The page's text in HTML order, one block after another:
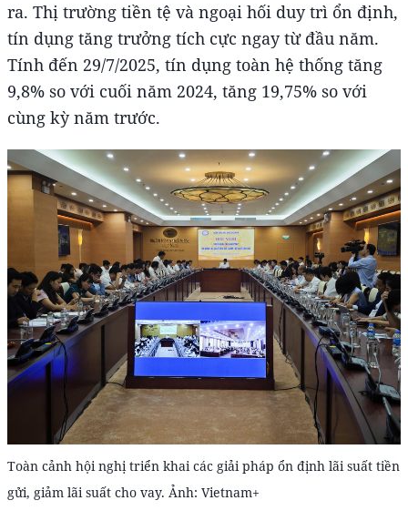
ra. Thị trường tiền tệ và ngoại hối duy trì ổn định,
tín dụng tăng trưởng tích cực ngay từ đầu năm.
Tính đến 29/7/2025, tín dụng toàn hệ thống tăng
9,8% so với cuối năm 2024, tăng 19,75% so với
cùng kỳ năm trước.
Toàn cảnh hội nghị triển khai các giải pháp ổn định lãi suất tiền
gửi, giảm lãi suất cho vay. Ảnh: Vietnam+